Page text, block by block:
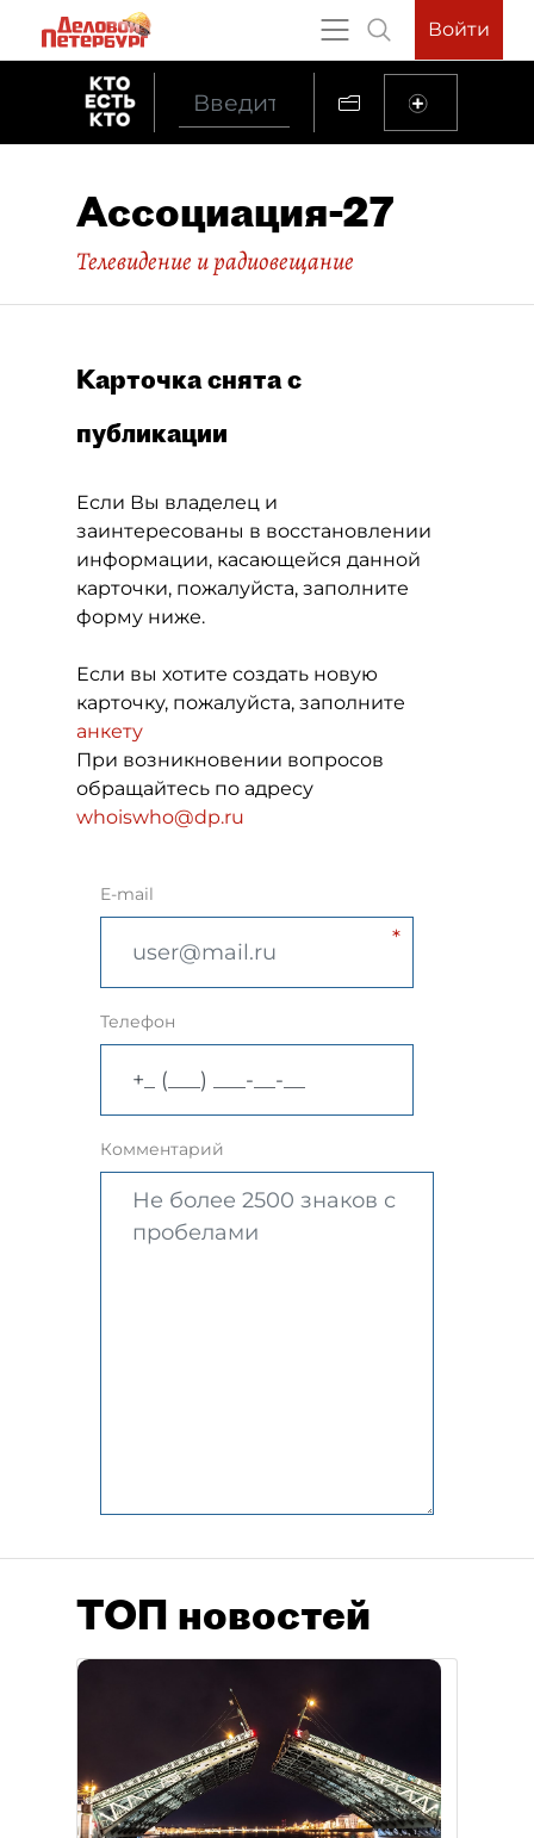
Войти
Ассоциация-27
Телевидение и радиовещание
Карточка снята с
публикации
Если Вы владелец и
заинтересованы в восстановлении
информации, касающейся данной
карточки, пожалуйста, заполните
форму ниже.
Если вы хотите создать новую
карточку, пожалуйста, заполните
анкету
При возникновении вопросов
обращайтесь по адресу
whoiswho@dp.ru
E-mail
Телефон
Комментарий
ТОП новостей